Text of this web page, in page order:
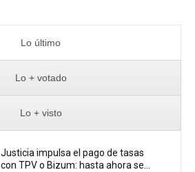
Lo último
Lo + votado
Lo + visto
Justicia impulsa el pago de tasas
con TPV o Bizum: hasta ahora se...